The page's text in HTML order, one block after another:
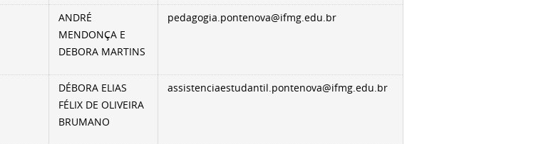
ANDRÉ
MENDONÇA E
DEBORA MARTINS
pedagogia.pontenova@ifmg.edu.br
DÉBORA ELIAS
FÉLIX DE OLIVEIRA
BRUMANO
assistenciaestudantil.pontenova@ifmg.edu.br